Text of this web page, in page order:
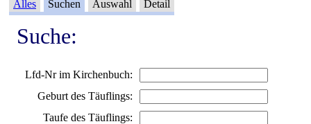
Alles Suchen Auswahl Detail
Suche:
Lfd-Nr im Kirchenbuch:
Geburt des Täuflings:
Taufe des Täuflings: